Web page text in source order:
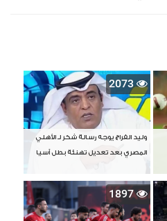
2073
وليد الفراج يوجه رسالة شكر لـ الأهلي
المصري بعد تعديل تهنئة بطل آسيا
1897